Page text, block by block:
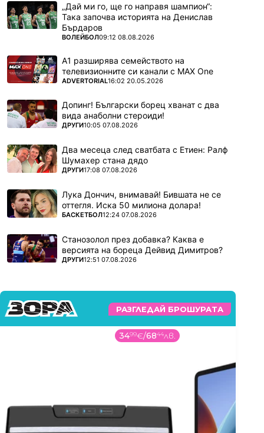
„Дай ми го, ще го направя шампион“:
Така започва историята на Денислав
Бърдаров
ПОВЕЧЕ ОТ
ВОЛЕЙБОЛ09:12 08.08.2026
А1 разширява семейството на
телевизионните си канали с MAX One
ПОВЕЧЕ ОТ
ADVERTORIAL16:02 20.05.2026
Допинг! Български борец хванат с два
вида анаболни стероиди!
ПОВЕЧЕ ОТ
ДРУГИ10:05 07.08.2026
Два месеца след сватбата с Етиен: Ралф
Шумахер стана дядо
ПОВЕЧЕ ОТ
ДРУГИ17:08 07.08.2026
Лука Дончич, внимавай! Бившата не се
оттегля. Иска 50 милиона долара!
ПОВЕЧЕ ОТ
БАСКЕТБОЛ12:24 07.08.2026
Станозолол през добавка? Каква е
версията на бореца Дейвид Димитров?
ПОВЕЧЕ ОТ
ДРУГИ12:51 07.08.2026
РАЗГЛЕДАЙ БРОШУРАТА
3499€/6844лв.